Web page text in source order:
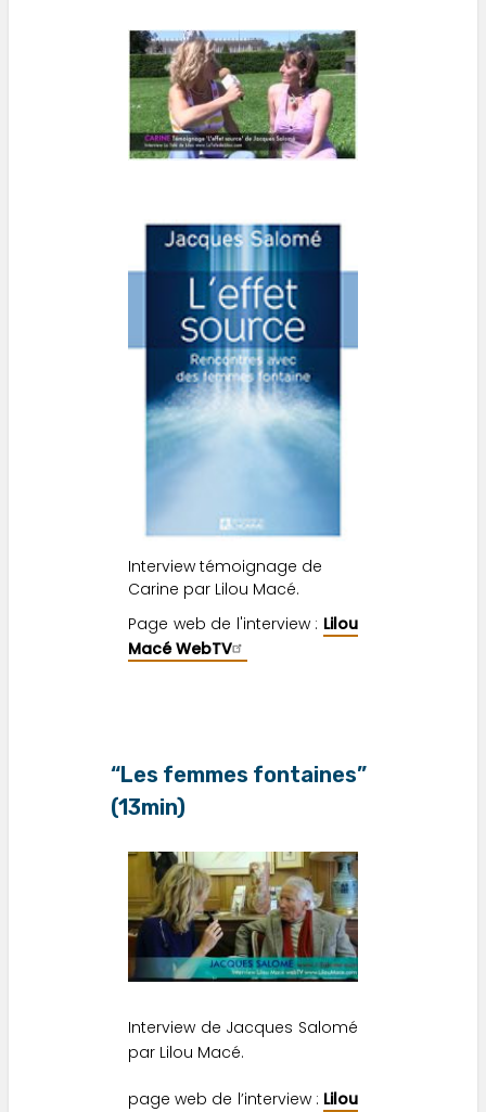
Interview témoignage de
Carine par Lilou Macé.
Page web de l'interview : Lilou
Macé WebTV
“Les femmes fontaines”
(13min)
Interview de Jacques Salomé
par Lilou Macé.
page web de l’interview : Lilou